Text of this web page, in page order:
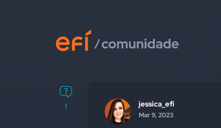
1 jessica_efi
Mar 9, 2023